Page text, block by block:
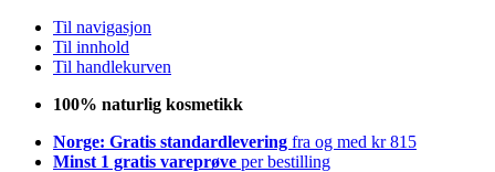
Til navigasjon
Til innhold
Til handlekurven
100% naturlig kosmetikk
Norge: Gratis standardlevering fra og med kr 815
Minst 1 gratis vareprøve per bestilling